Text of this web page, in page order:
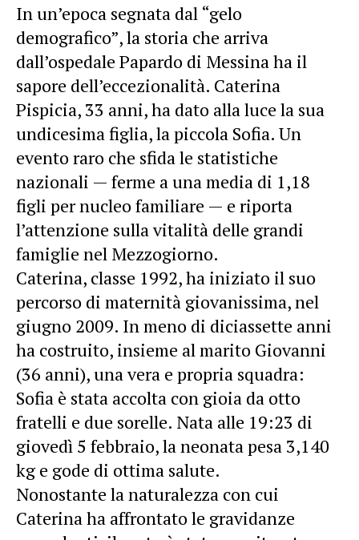
In un’epoca segnata dal “gelo
demografico”, la storia che arriva
dall’ospedale Papardo di Messina ha il
sapore dell’eccezionalità. Caterina
Pispicia, 33 anni, ha dato alla luce la sua
undicesima figlia, la piccola Sofia. Un
evento raro che sfida le statistiche
nazionali — ferme a una media di 1,18
figli per nucleo familiare — e riporta
l’attenzione sulla vitalità delle grandi
famiglie nel Mezzogiorno.
Caterina, classe 1992, ha iniziato il suo
percorso di maternità giovanissima, nel
giugno 2009. In meno di diciassette anni
ha costruito, insieme al marito Giovanni
(36 anni), una vera e propria squadra:
Sofia è stata accolta con gioia da otto
fratelli e due sorelle. Nata alle 19:23 di
giovedì 5 febbraio, la neonata pesa 3,140
kg e gode di ottima salute.
Nonostante la naturalezza con cui
Caterina ha affrontato le gravidanze